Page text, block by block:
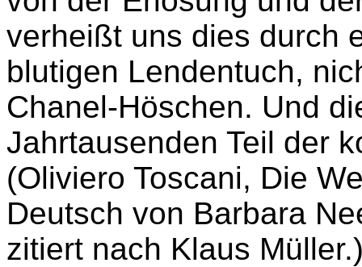
verheißt uns dies durch
blutigen Lendentuch,
Chanel-Höschen. Und
Jahrtausenden Teil der
(Oliviero Toscani, Die
Deutsch von Barbara
zitiert nach Klaus